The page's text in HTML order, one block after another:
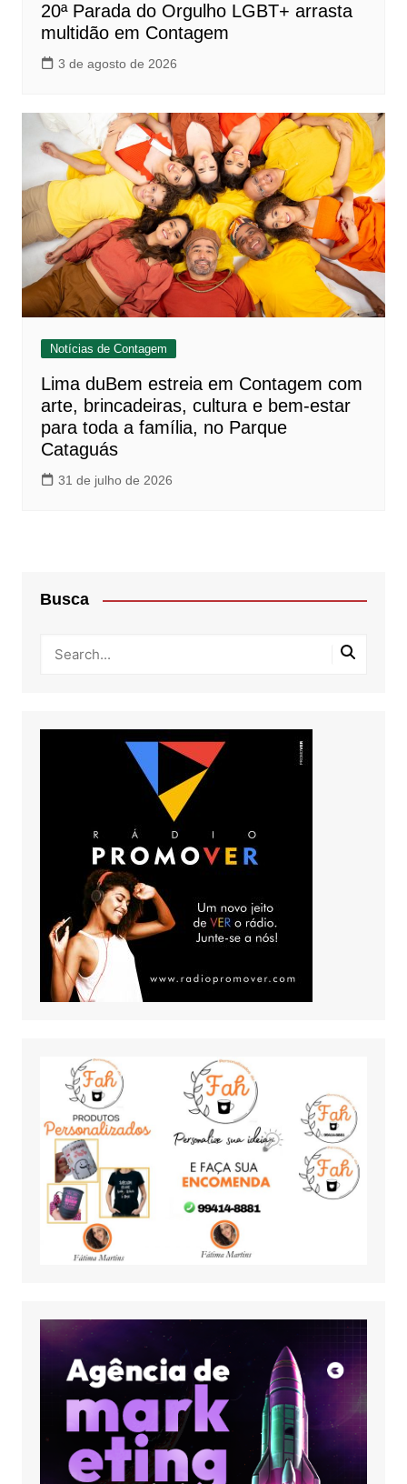
20ª Parada do Orgulho LGBT+ arrasta
multidão em Contagem
3 de agosto de 2026
Notícias de Contagem
Lima duBem estreia em Contagem com
arte, brincadeiras, cultura e bem-estar
para toda a família, no Parque
Cataguás
31 de julho de 2026
Busca